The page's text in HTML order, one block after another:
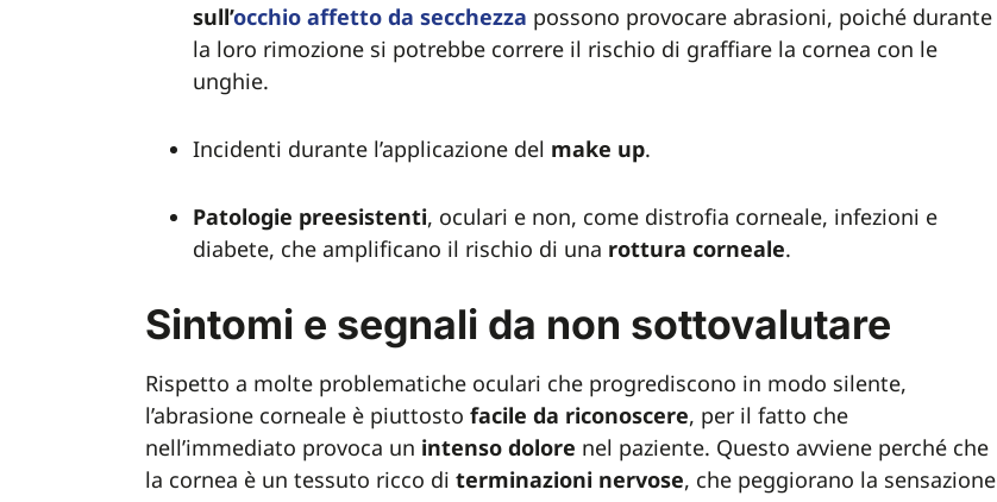
sull’occhio affetto da secchezza possono provocare abrasioni, poiché durante
la loro rimozione si potrebbe correre il rischio di graffiare la cornea con le
unghie.
Incidenti durante l’applicazione del make up.
Patologie preesistenti, oculari e non, come distrofia corneale, infezioni e
diabete, che amplificano il rischio di una rottura corneale.
Sintomi e segnali da non sottovalutare
Rispetto a molte problematiche oculari che progrediscono in modo silente,
l’abrasione corneale è piuttosto facile da riconoscere, per il fatto che
nell’immediato provoca un intenso dolore nel paziente. Questo avviene perché che
la cornea è un tessuto ricco di terminazioni nervose, che peggiorano la sensazione